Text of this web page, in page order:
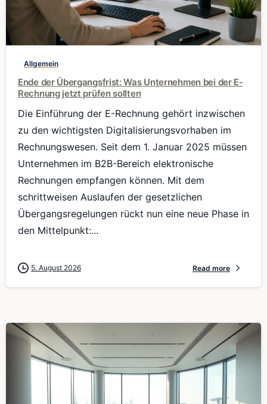
0
Allgemein
Ende der Übergangsfrist: Was Unternehmen bei der E-
Rechnung jetzt prüfen sollten
Die Einführung der E-Rechnung gehört inzwischen
zu den wichtigsten Digitalisierungsvorhaben im
Rechnungswesen. Seit dem 1. Januar 2025 müssen
Unternehmen im B2B-Bereich elektronische
Rechnungen empfangen können. Mit dem
schrittweisen Auslaufen der gesetzlichen
Übergangsregelungen rückt nun eine neue Phase in
den Mittelpunkt:...
5. August 2026 Read more